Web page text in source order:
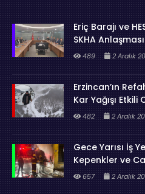
Eriç Barajı ve
SKHA
489 2 Aralık
Erzincan’ın
Kar Yağışı Etkili
482 2 Aralık
Gece Yarısı İş
Kepenkler ve
657 2 Aralık